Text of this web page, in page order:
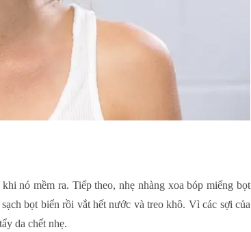
nó mềm ra. Tiếp theo, nhẹ nhàng xoa bóp miếng bọt
bọt biển rồi vắt hết nước và treo khô. Vì các sợi của
da chết nhẹ.